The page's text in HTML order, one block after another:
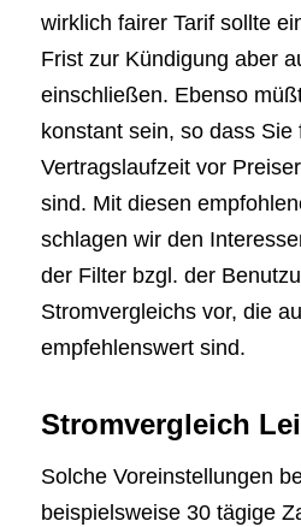
wirklich fairer Tarif sollte
Frist zur Kündigung aber
einschließen. Ebenso
konstant sein, so dass Sie
Vertragslaufzeit vor
sind. Mit diesen
schlagen wir den
der Filter bzgl. der
Stromvergleichs vor, die
empfehlenswert sind.
Stromvergleich
Solche Voreinstellungen
beispielsweise 30 tägige